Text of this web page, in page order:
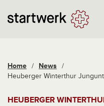
Home / News /
Heuberger Winterthur
HEUBERGER